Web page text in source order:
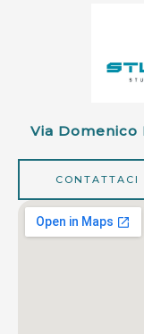
Via Domenico
CONTATTACI